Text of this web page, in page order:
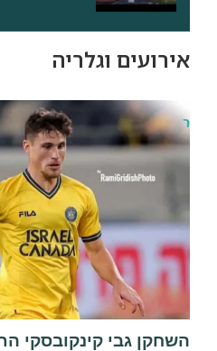
אירועים וגלריה
השחקן גבי קינקובסקי